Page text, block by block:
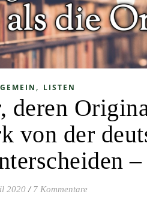
, LISTEN
deren
von der
2020 / 7 Kommentare